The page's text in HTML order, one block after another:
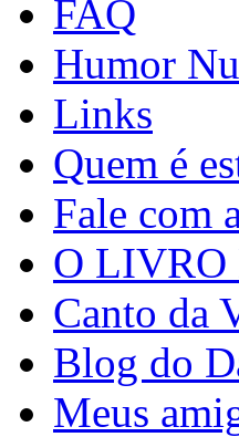
FAQ
Humor
Links
Quem é
Fale com
O LIVRO
Canto da
Blog do
Meus